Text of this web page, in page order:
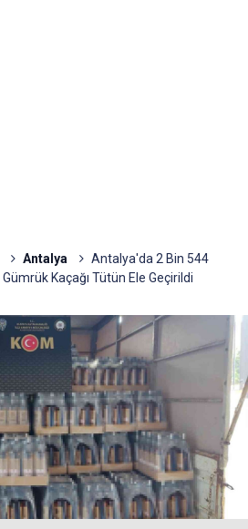
Antalya
Antalya'da 2 Bin 544
Kaçağı Tütün Ele Geçirildi